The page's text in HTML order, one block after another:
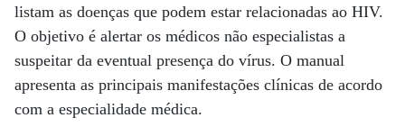
listam as doenças que podem estar relacionadas ao HIV.
O objetivo é alertar os médicos não especialistas a
suspeitar da eventual presença do vírus. O manual
apresenta as principais manifestações clínicas de acordo
com a especialidade médica.